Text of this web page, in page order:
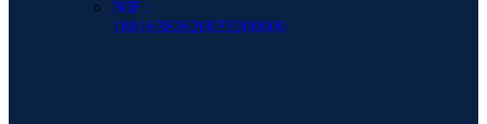
NIF :
18816382620033200000